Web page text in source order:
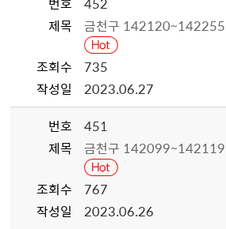
제목
금천구 142120~142255
조회수
735
작성일
2023.06.27
번호
451
제목
금천구 142099~142119
조회수
767
작성일
2023.06.26